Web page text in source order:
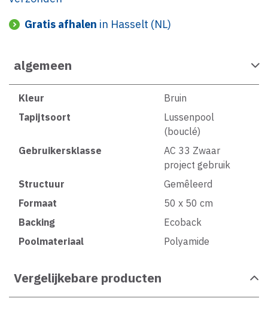
Gratis afhalen in Hasselt (NL)
algemeen
Kleur
Bruin
Tapijtsoort
Lussenpool
(bouclé)
Gebruikersklasse
AC 33 Zwaar
project gebruik
Structuur
Gemêleerd
Formaat
50 x 50 cm
Backing
Ecoback
Poolmateriaal
Polyamide
Vergelijkebare producten